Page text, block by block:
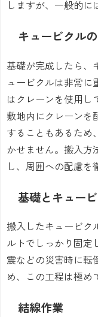
しますが、一般的に
キュービクル
基礎が完成したら、
ュービクルは非常に
はクレーンを使用し
敷地内にクレーンを
することもあるため
かせません。搬入方
し、周囲への配慮を
基礎とキュー
搬入したキュービク
ルトでしっかり固定
震などの災害時に転
め、この工程は極め
結線作業